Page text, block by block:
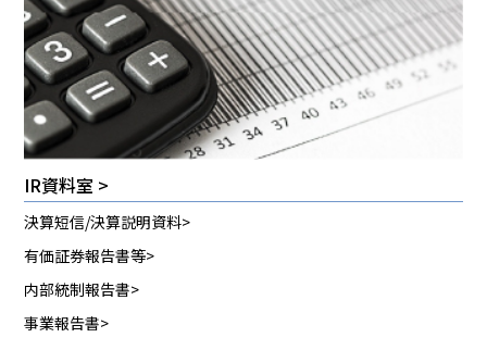
IR資料室 >
決算短信/決算説明資料
有価証券報告書等
内部統制報告書
事業報告書